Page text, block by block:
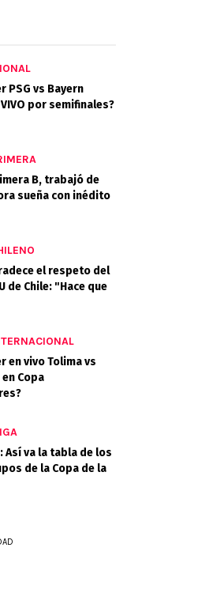
PSG vs Bayern
VIVO por semifinales?
B, trabajó de
sueña con inédito
el respeto del
de Chile: "Hace que
en vivo Tolima vs
Copa
Así va la tabla de los
de la Copa de la